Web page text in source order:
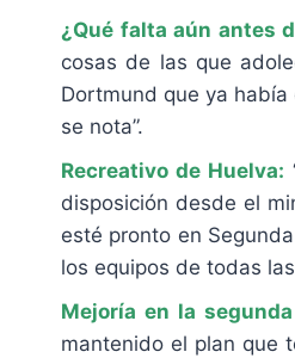
¿Qué falta aún antes
cosas de las que
Dortmund que ya
se nota”.
Recreativo de Huelva:
disposición desde el
esté pronto en
los equipos de todas
Mejoría en la
mantenido el plan que